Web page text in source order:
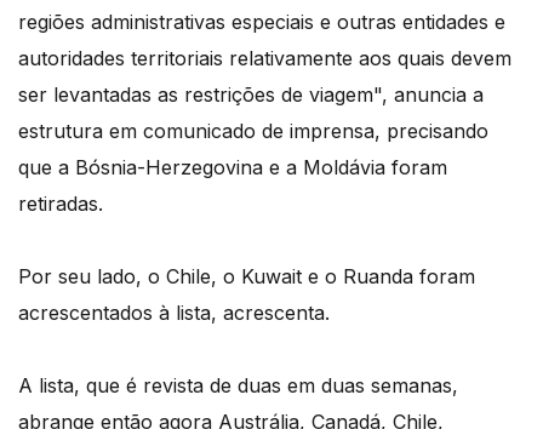
regiões administrativas especiais e outras entidades e
autoridades territoriais relativamente aos quais devem
ser levantadas as restrições de viagem", anuncia a
estrutura em comunicado de imprensa, precisando
que a Bósnia-Herzegovina e a Moldávia foram
retiradas.
Por seu lado, o Chile, o Kuwait e o Ruanda foram
acrescentados à lista, acrescenta.
A lista, que é revista de duas em duas semanas,
abrange então agora Austrália, Canadá, Chile,